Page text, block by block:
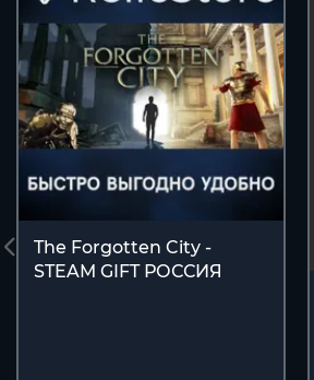
The Forgotten City -
STEAM GIFT РОССИЯ